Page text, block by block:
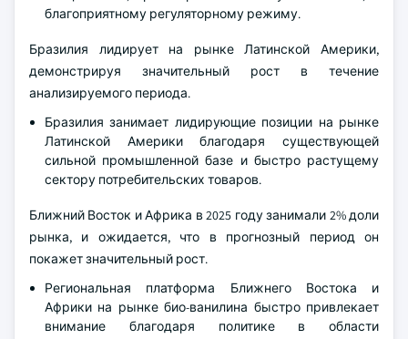
благоприятному регуляторному режиму.
Бразилия лидирует на рынке Латинской Америки,
демонстрируя значительный рост в течение
анализируемого периода.
Бразилия занимает лидирующие позиции на рынке
Латинской Америки благодаря существующей
сильной промышленной базе и быстро растущему
сектору потребительских товаров.
Ближний Восток и Африка в 2025 году занимали 2% доли
рынка, и ожидается, что в прогнозный период он
покажет значительный рост.
Региональная платформа Ближнего Востока и
Африки на рынке био-ванилина быстро привлекает
внимание благодаря политике в области